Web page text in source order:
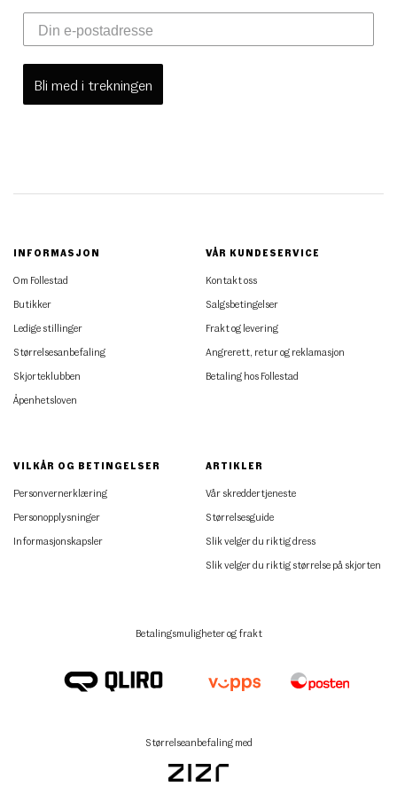
Bli med i trekningen
INFORMASJON
Om Follestad
Butikker
Ledige stillinger
Størrelsesanbefaling
Skjorteklubben
Åpenhetsloven
VÅR KUNDESERVICE
Kontakt oss
Salgsbetingelser
Frakt og levering
Angrerett, retur og reklamasjon
Betaling hos Follestad
VILKÅR OG BETINGELSER
Personvernerklæring
Personopplysninger
Informasjonskapsler
ARTIKLER
Vår skreddertjeneste
Størrelsesguide
Slik velger du riktig dress
Slik velger du riktig størrelse på skjorten
Betalingsmuligheter og frakt
Størrelseanbefaling med